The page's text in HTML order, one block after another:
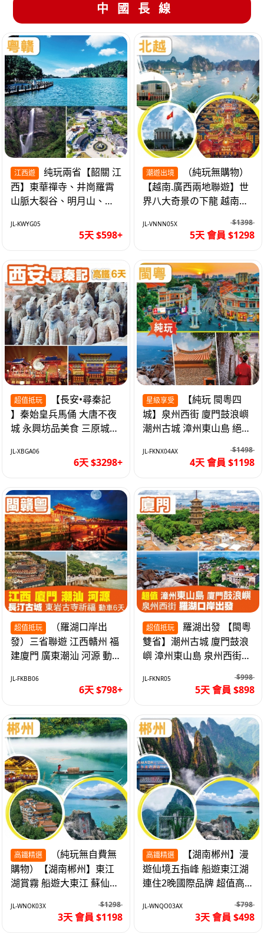
中國長線
江西遊
西】東華禪寺、井崗羅霄
山脈大裂谷、明月山、仙
JL-KWYG05
5天 $598+
潮遊出境
【越南.廣西兩地聯遊】世
界八大奇景の下龍 越南首
車5天
JL-VNNN05X $1398
5天 會員 $1298
超值抵玩
】秦始皇兵馬俑 大唐不夜
城 永興坊品美食 三原城隍
JL-XBGA06
6天 $3298+
星級享受
城】泉州西街 廈門鼓浪嶼
潮州古城 漳州東山島 絕無
JL-FKNX04AX $1498
4天 會員 $1198
超值抵玩
發）三省聯遊 江西贛州 福
建廈門 廣東潮汕 河源 動車
JL-FKBB06
6天 $798+
超值抵玩
雙省】潮州古城 廈門鼓浪
嶼 漳州東山島 泉州西街
超值抵玩5天
JL-FKNR05 $998
5天 會員 $898
高鐵精選
購物）【湖南郴州】東江
湖賞霧 船遊大東江 蘇仙嶺
JL-WNOK03X $1298
3天 會員 $1198
高鐵精選
遊仙境五指峰 船遊東江湖
連住2晚國際品牌 超值高
JL-WNQO03AX $798
3天 會員 $498